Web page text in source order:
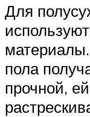
Для
пола
прочной,